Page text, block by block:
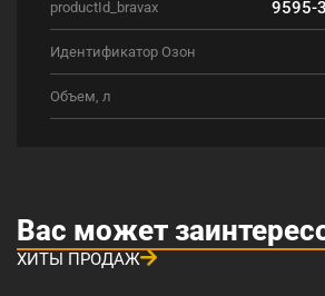
productId_bravax 9595-
Идентификатор Озон
Объем, л
Вас может
ХИТЫ ПРОДАЖ